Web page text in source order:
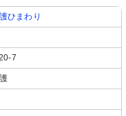
ひまわり
7